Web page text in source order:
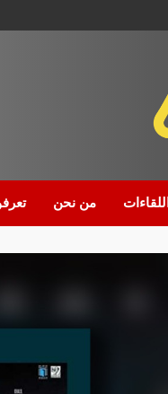
اللقاءات من نحن